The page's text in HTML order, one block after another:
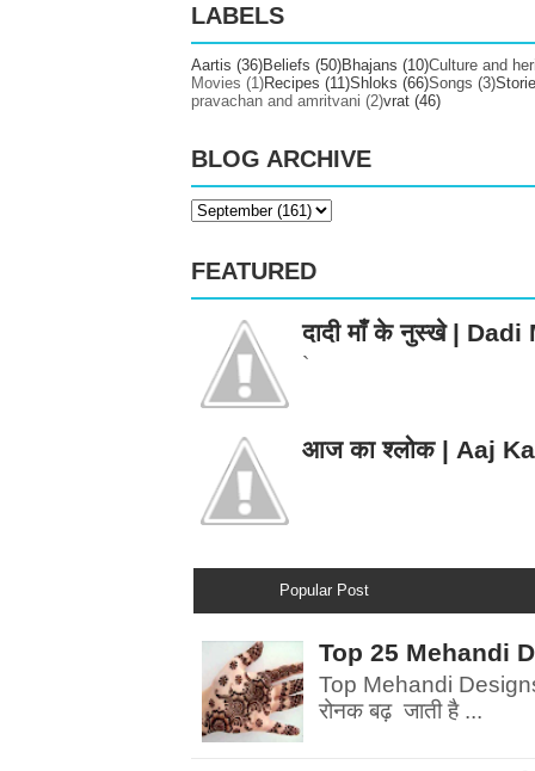
LABELS
Aartis (36)Beliefs (50)Bhajans (10)Culture and
Movies (1)Recipes (11)Shloks (66)Songs (3)
pravachan and amritvani (2)vrat (46)
BLOG ARCHIVE
FEATURED
दादी माँ के नुस्खे |
`
आज का श्लोक | Aaj
Popular Post
Top 25 Mehandi
Top Mehandi
रोनक बढ़ जाती है ...